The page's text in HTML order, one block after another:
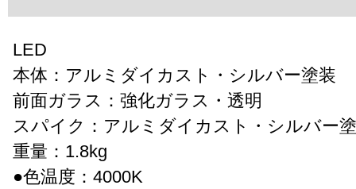
LED
本体：アルミダイカスト・シルバー塗装
前面ガラス：強化ガラス・透明
スパイク：アルミダイカスト・シルバー
重量：1.8kg
●色温度：4000K